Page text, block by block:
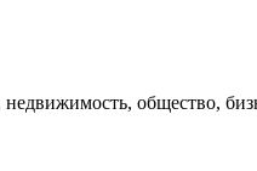
общество,